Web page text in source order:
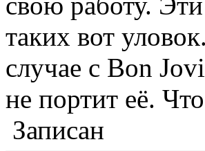
таких вот
случае с Bon
не портит её.
Записан